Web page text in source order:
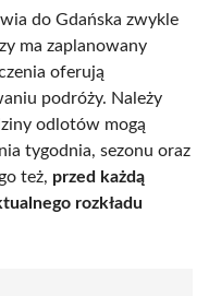
do Gdańska zwykle
ma zaplanowany
oferują
podróży. Należy
odlotów mogą
tygodnia, sezonu oraz
też, przed każdą
rozkładu